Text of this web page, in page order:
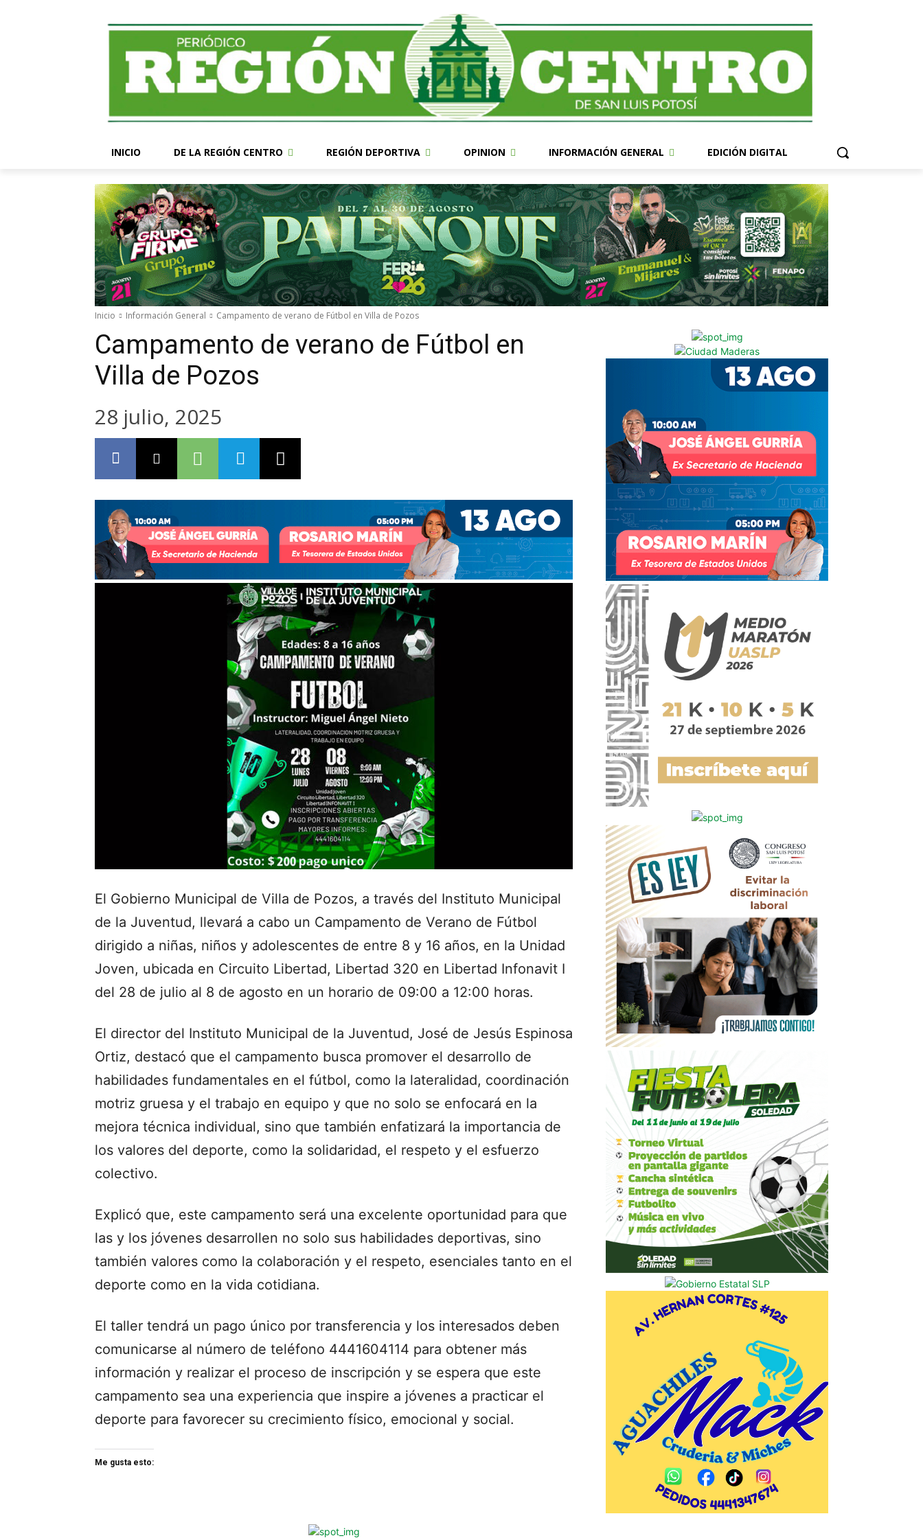
INICIO DE LA REGIÓN CENTRO REGIÓN DEPORTIVA OPINION INFORMACIÓN GENERAL EDICIÓN DIGITAL
Inicio Información General Campamento de verano de Fútbol en Villa de Pozos
Campamento de verano de Fútbol en
Villa de Pozos
28 julio, 2025
El Gobierno Municipal de Villa de Pozos, a través del Instituto Municipal
de la Juventud, llevará a cabo un Campamento de Verano de Fútbol
dirigido a niñas, niños y adolescentes de entre 8 y 16 años, en la Unidad
Joven, ubicada en Circuito Libertad, Libertad 320 en Libertad Infonavit I
del 28 de julio al 8 de agosto en un horario de 09:00 a 12:00 horas.
El director del Instituto Municipal de la Juventud, José de Jesús Espinosa
Ortiz, destacó que el campamento busca promover el desarrollo de
habilidades fundamentales en el fútbol, como la lateralidad, coordinación
motriz gruesa y el trabajo en equipo y que no solo se enfocará en la
mejora técnica individual, sino que también enfatizará la importancia de
los valores del deporte, como la solidaridad, el respeto y el esfuerzo
colectivo.
Explicó que, este campamento será una excelente oportunidad para que
las y los jóvenes desarrollen no solo sus habilidades deportivas, sino
también valores como la colaboración y el respeto, esenciales tanto en el
deporte como en la vida cotidiana.
El taller tendrá un pago único por transferencia y los interesados deben
comunicarse al número de teléfono 4441604114 para obtener más
información y realizar el proceso de inscripción y se espera que este
campamento sea una experiencia que inspire a jóvenes a practicar el
deporte para favorecer su crecimiento físico, emocional y social.
Me gusta esto: